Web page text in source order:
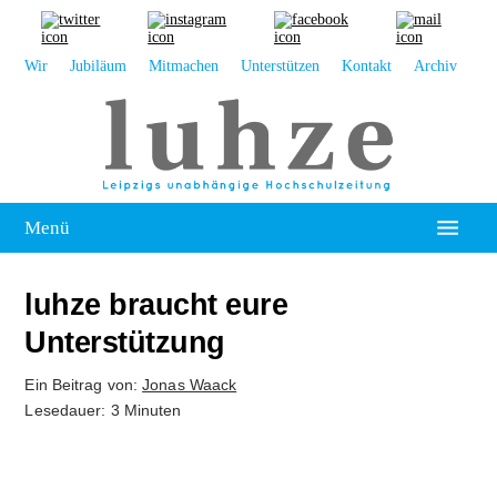
Wir Jubiläum Mitmachen Unterstützen Kontakt Archiv
Menü
Leipzig
Kolumne
luhze braucht eure
Unterstützung
Ein Beitrag von:Jonas Waack
Lesedauer: 3 Minuten